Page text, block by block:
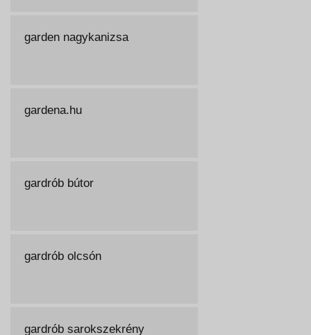
garden nagykanizsa
gardena.hu
gardrób bútor
gardrób olcsón
gardrób sarokszekrény